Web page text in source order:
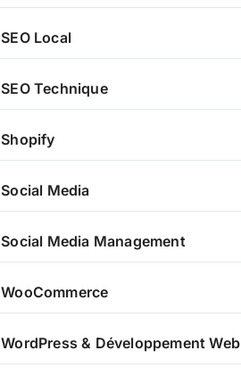
SEO Local
SEO Technique
Shopify
Social Media
Social Media Management
WooCommerce
WordPress & Développement Web